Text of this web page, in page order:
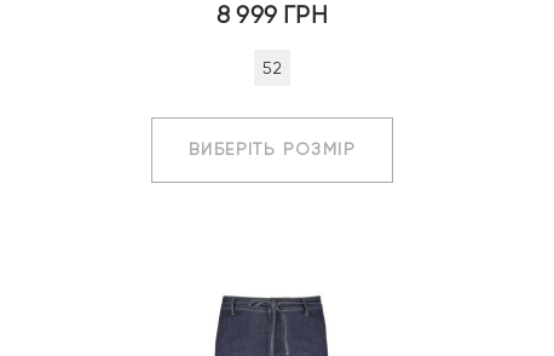
8 999 ГРН
52
ВИБЕРІТЬ РОЗМІР